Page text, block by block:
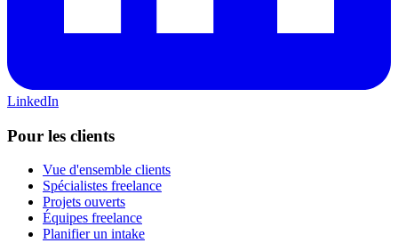
LinkedIn
Pour les clients
Vue d'ensemble clients
Spécialistes freelance
Projets ouverts
Équipes freelance
Planifier un intake